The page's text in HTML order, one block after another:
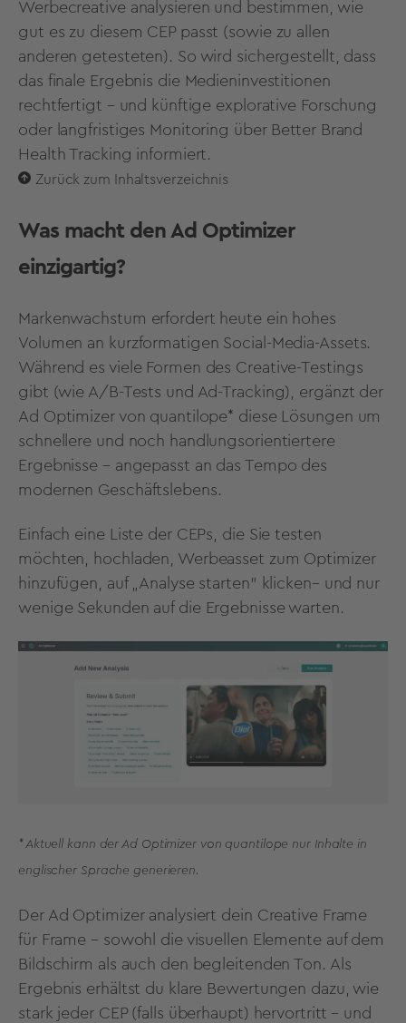
Werbecreative analysieren und bestimmen, wie
gut es zu diesem CEP passt (sowie zu allen
anderen getesteten). So wird sichergestellt, dass
das finale Ergebnis die Medieninvestitionen
rechtfertigt – und künftige explorative Forschung
oder langfristiges Monitoring über Better Brand
Health Tracking informiert.
Zurück zum Inhaltsverzeichnis
Was macht den Ad Optimizer
einzigartig?
Markenwachstum erfordert heute ein hohes
Volumen an kurzformatigen Social-Media-Assets.
Während es viele Formen des Creative-Testings
gibt (wie A/B-Tests und Ad-Tracking), ergänzt der
Ad Optimizer von quantilope* diese Lösungen um
schnellere und noch handlungsorientiertere
Ergebnisse – angepasst an das Tempo des
modernen Geschäftslebens.
Einfach eine Liste der CEPs, die Sie testen
möchten, hochladen, Werbeasset zum Optimizer
hinzufügen, auf „Analyse starten" klicken– und nur
wenige Sekunden auf die Ergebnisse warten.
* Aktuell kann der Ad Optimizer von quantilope nur Inhalte in
englischer Sprache generieren.
Der Ad Optimizer analysiert dein Creative Frame
für Frame – sowohl die visuellen Elemente auf dem
Bildschirm als auch den begleitenden Ton. Als
Ergebnis erhältst du klare Bewertungen dazu, wie
stark jeder CEP (falls überhaupt) hervortritt – und